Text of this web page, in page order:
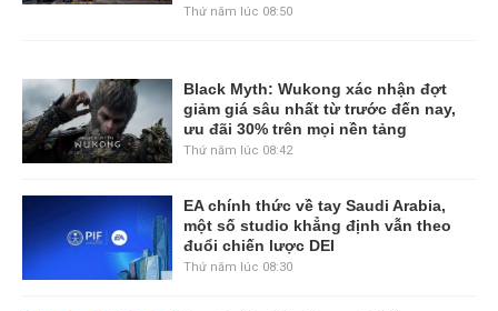
Thứ năm lúc 08:50
Black Myth: Wukong xác nhận đợt
giảm giá sâu nhất từ trước đến nay,
ưu đãi 30% trên mọi nền tảng
Thứ năm lúc 08:42
EA chính thức về tay Saudi Arabia,
một số studio khẳng định vẫn theo
đuổi chiến lược DEI
Thứ năm lúc 08:30